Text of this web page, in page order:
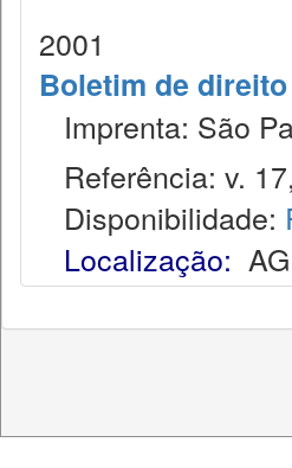
2001
Boletim de
Imprenta: São
Referência: v.
Disponibilidade:
Localização: